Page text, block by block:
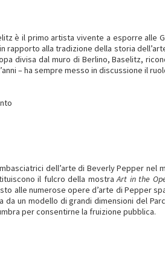
è il primo artista vivente a esporre alle
rapporto alla tradizione della storia
divisa dal muro di Berlino, Baselitz,
– ha sempre messo in discussione il
dell’arte di Beverly Pepper nel
il fulcro della mostraArt in the
alle numerose opere d’arte di Pepper
un modello di grandi dimensioni del
per consentirne la fruizione pubblica.